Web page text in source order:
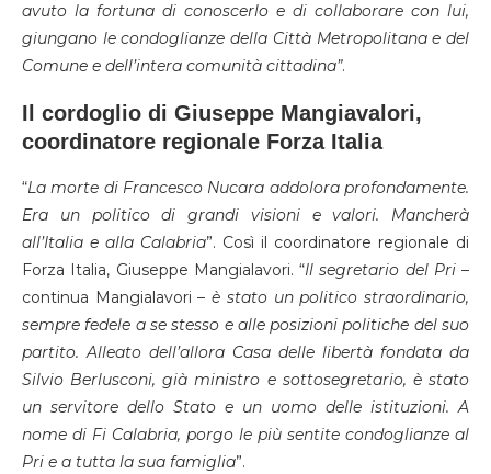
avuto la fortuna di conoscerlo e di collaborare con lui,
giungano le condoglianze della Città Metropolitana e del
Comune e dell’intera comunità cittadina”.
Il cordoglio di Giuseppe Mangiavalori,
coordinatore regionale Forza Italia
“La morte di Francesco Nucara addolora profondamente.
Era un politico di grandi visioni e valori. Mancherà
all’Italia e alla Calabria”. Così il coordinatore regionale di
Forza Italia, Giuseppe Mangialavori. “Il segretario del Pri–
continua Mangialavori –è stato un politico straordinario,
sempre fedele a se stesso e alle posizioni politiche del suo
partito. Alleato dell’allora Casa delle libertà fondata da
Silvio Berlusconi, già ministro e sottosegretario, è stato
un servitore dello Stato e un uomo delle istituzioni. A
nome di Fi Calabria, porgo le più sentite condoglianze al
Pri e a tutta la sua famiglia”.